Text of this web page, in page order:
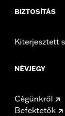
BIZTOSÍTÁS
Kiterjesztett
NÉVJEGY
Cégünkről
Befektetők